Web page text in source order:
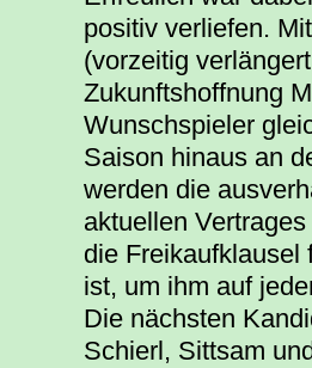
positiv verliefen.
(vorzeitig
Zukunftshoffnung
Wunschspieler
Saison hinaus an
werden die
aktuellen
die Freikaufklausel
ist, um ihm auf
Die nächsten
Schierl, Sittsam